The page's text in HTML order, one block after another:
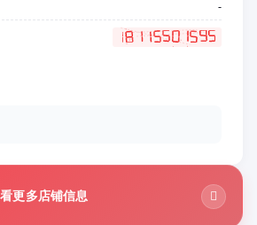
-
更多店铺信息